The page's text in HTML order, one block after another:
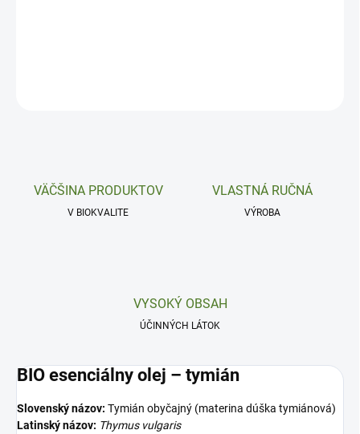
VÄČŠINA PRODUKTOV
V BIOKVALITE
VLASTNÁ RUČNÁ
VÝROBA
VYSOKÝ OBSAH
ÚČINNÝCH LÁTOK
BIO esenciálny olej – tymián
Slovenský názov: Tymián obyčajný (materina dúška tymiánová)
Latinský názov: Thymus vulgaris